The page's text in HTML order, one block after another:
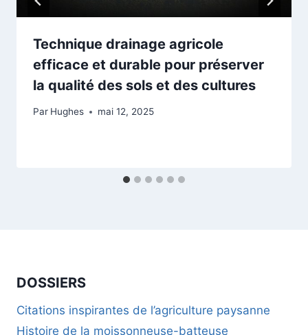
Technique drainage agricole
efficace et durable pour préserver
la qualité des sols et des cultures
Par Hughes mai 12, 2025
DOSSIERS
Citations inspirantes de l’agriculture paysanne
Histoire de la moissonneuse-batteuse